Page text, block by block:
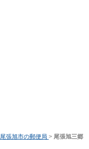
尾張旭市の郵便局 > 尾張旭三郷